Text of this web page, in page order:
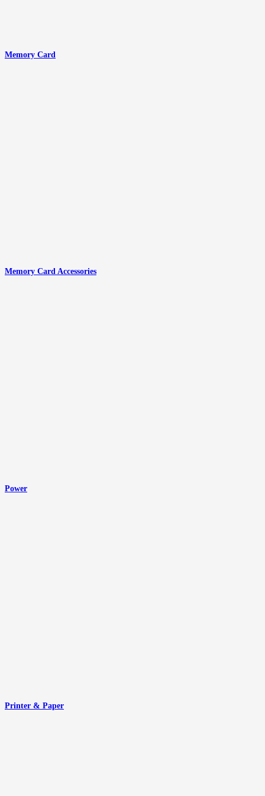
Memory Card
Memory Card Accessories
Power
Printer & Paper